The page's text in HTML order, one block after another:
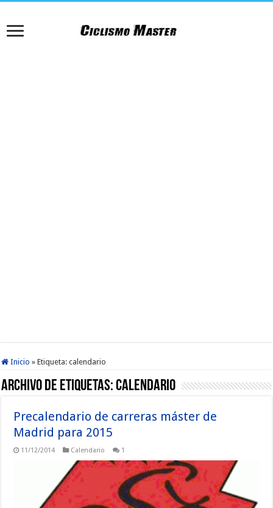
Inicio » Etiqueta:calendario
Archivo de etiquetas:calendario
Precalendario de carreras máster de
Madrid para 2015
11/12/2014 Calendario 1